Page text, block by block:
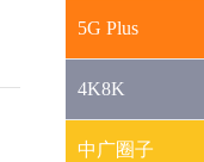
5G Plus
4K8K
中广圈子